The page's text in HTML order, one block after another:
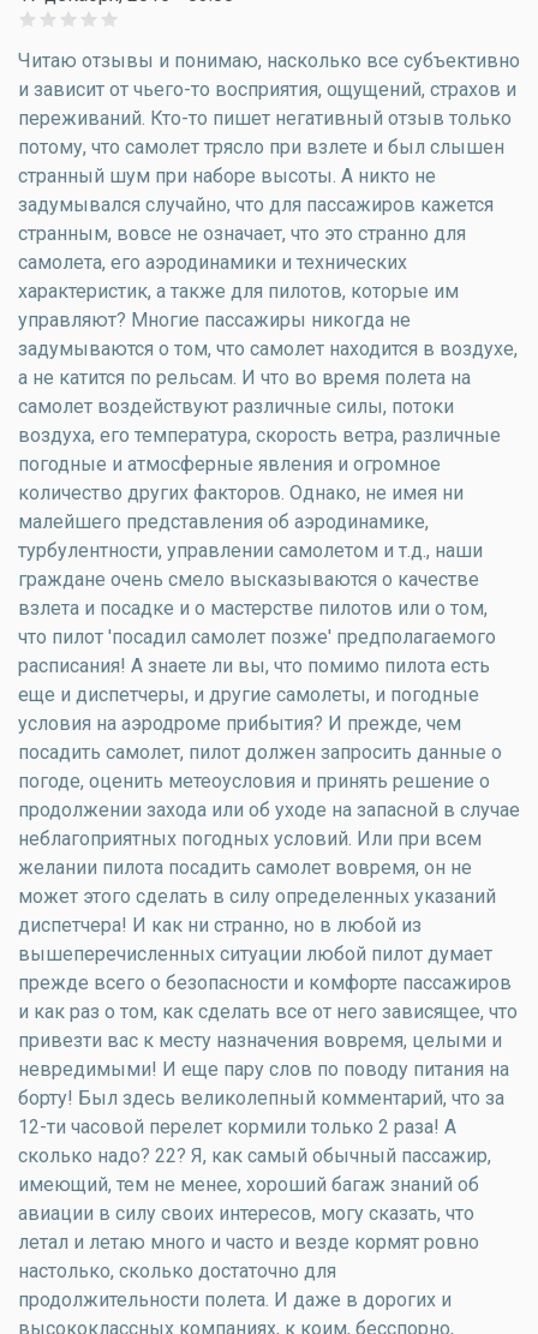
Читаю отзывы и понимаю, насколько все субъективно
и зависит от чьего-то восприятия, ощущений, страхов и
переживаний. Кто-то пишет негативный отзыв только
потому, что самолет трясло при взлете и был слышен
странный шум при наборе высоты. А никто не
задумывался случайно, что для пассажиров кажется
странным, вовсе не означает, что это странно для
самолета, его аэродинамики и технических
характеристик, а также для пилотов, которые им
управляют? Многие пассажиры никогда не
задумываются о том, что самолет находится в воздухе,
а не катится по рельсам. И что во время полета на
самолет воздействуют различные силы, потоки
воздуха, его температура, скорость ветра, различные
погодные и атмосферные явления и огромное
количество других факторов. Однако, не имея ни
малейшего представления об аэродинамике,
турбулентности, управлении самолетом и т.д., наши
граждане очень смело высказываются о качестве
взлета и посадке и о мастерстве пилотов или о том,
что пилот 'посадил самолет позже' предполагаемого
расписания! А знаете ли вы, что помимо пилота есть
еще и диспетчеры, и другие самолеты, и погодные
условия на аэродроме прибытия? И прежде, чем
посадить самолет, пилот должен запросить данные о
погоде, оценить метеоусловия и принять решение о
продолжении захода или об уходе на запасной в случае
неблагоприятных погодных условий. Или при всем
желании пилота посадить самолет вовремя, он не
может этого сделать в силу определенных указаний
диспетчера! И как ни странно, но в любой из
вышеперечисленных ситуации любой пилот думает
прежде всего о безопасности и комфорте пассажиров
и как раз о том, как сделать все от него зависящее, что
привезти вас к месту назначения вовремя, целыми и
невредимыми! И еще пару слов по поводу питания на
борту! Был здесь великолепный комментарий, что за
12-ти часовой перелет кормили только 2 раза! А
сколько надо? 22? Я, как самый обычный пассажир,
имеющий, тем не менее, хороший багаж знаний об
авиации в силу своих интересов, могу сказать, что
летал и летаю много и часто и везде кормят ровно
настолько, сколько достаточно для
продолжительности полета. И даже в дорогих и
высококлассных компаниях, к коим, бесспорно,